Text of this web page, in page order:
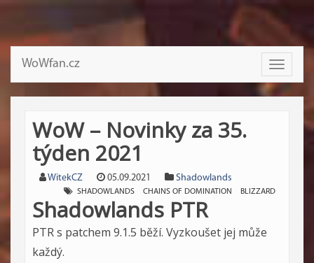
Toggle
WoWfan.cz
WoW – Novinky za 35.
týden 2021
WitekCZ 05.09.2021 Shadowlands
SHADOWLANDS CHAINS OF DOMINATION BLIZZARD
Shadowlands PTR
PTR s patchem 9.1.5 běží. Vyzkoušet jej může
každý.